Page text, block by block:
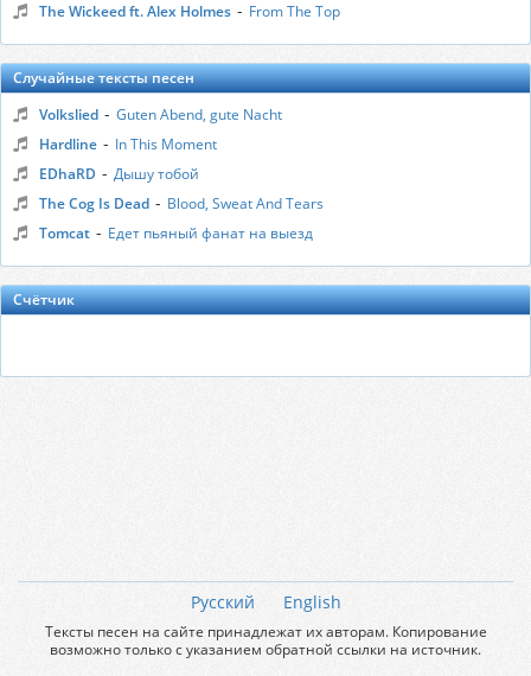
The Wickeed ft. Alex Holmes - From The Top
Случайные тексты песен
Volkslied - Guten Abend, gute Nacht
Hardline - In This Moment
EDhaRD - Дышу тобой
The Cog Is Dead - Blood, Sweat And Tears
Tomcat - Едет пьяный фанат на выезд
Счётчик
Русский English
Тексты песен на сайте принадлежат их авторам. Копирование
возможно только с указанием обратной ссылки на источник.